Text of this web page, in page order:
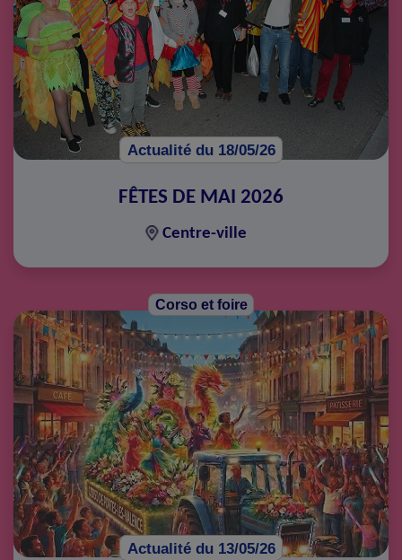
Actualité du 18/05/26
FÊTES DE MAI 2026
Centre-ville
Corso et foire
Actualité du 13/05/26